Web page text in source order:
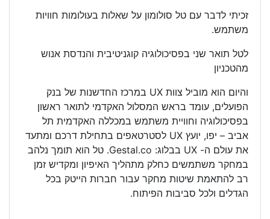
זכיתי לדבר עם טל סולומון על שאלות בעולומות חוויות
משתמש.
לטל תואר שני בפסיכולוגיה קוגניטיבית והנדסת אנוש
מהטכניון
והיום הוא מוביל צוות UX במרכז החדשנות של בנק
הפועלים, עומד בראש המסלול האקדמי לתואר ראשון
בפסיכולוגיה וחוויית משתמש במכללה האקדמית תל
אביב – יפו, יועץ UX לסטרטאפים בתחילת דרכם ומתעד
את עולם ה- UX בבלוג: Gestal.co. טל הוא תומך נלהב
במחקר משתמשים כחלק מתהליך האיפיון ומקדיש זמן
רב להתאמת שיטות מחקר עבור חברות הייטק בכל
הגדלים ולכל סביבות הפיתוח.